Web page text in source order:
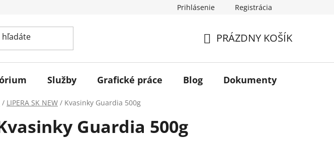
Prihlásenie Registrácia
KOŠÍK
PRÁZDNY KOŠÍK
Služby Grafické práce Blog Dokumenty
Domov
/ LIPERA SK NEW / Kvasinky Guardia 500g
Guardia 500g